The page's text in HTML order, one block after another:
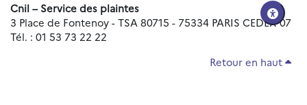
Cnil – Service des plaintes
3 Place de Fontenoy - TSA 80715 - 75334 PARIS CEDEX 07
Tél. : 01 53 73 22 22
Retour en haut